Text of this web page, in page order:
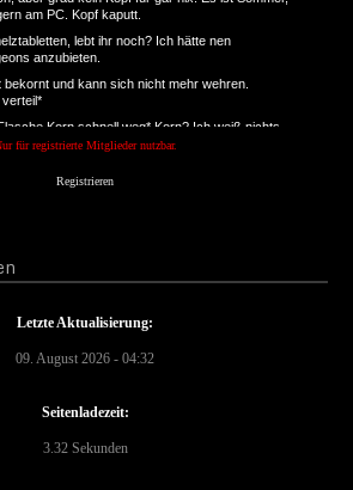
am PC. Kopf kaputt.
lebt ihr noch? Ich hätte nen
anzubieten.
bekornt und kann sich nicht mehr wehren.
Korn schnell weg* Korn? Ich weiß nichts
Korn gesagt? *hicks*
für registrierte Mitglieder nutzbar.
Registrieren
Letzte Aktualisierung:
09. August 2026 - 04:32
Seitenladezeit:
3.32 Sekunden